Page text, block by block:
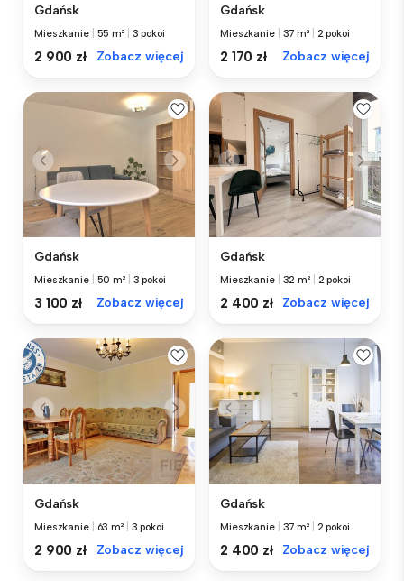
Gdańsk
Mieszkanie 55 m² 3 pokoi
2 900 zł Zobacz więcej
Gdańsk
Mieszkanie 37 m² 2 pokoi
2 170 zł Zobacz więcej
Gdańsk
Mieszkanie 50 m² 3 pokoi
3 100 zł Zobacz więcej
Gdańsk
Mieszkanie 32 m² 2 pokoi
2 400 zł Zobacz więcej
Gdańsk
Mieszkanie 63 m² 3 pokoi
2 900 zł Zobacz więcej
Gdańsk
Mieszkanie 37 m² 2 pokoi
2 400 zł Zobacz więcej